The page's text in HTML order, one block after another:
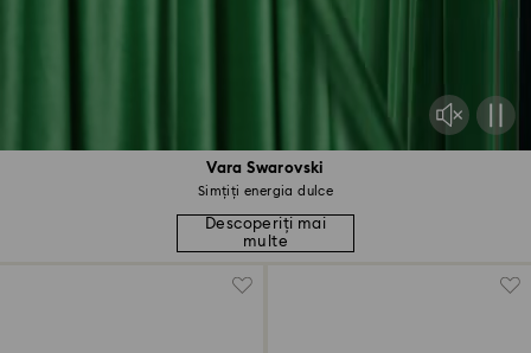
Vara Swarovski
Simțiți energia dulce
Descoperiți mai
multe